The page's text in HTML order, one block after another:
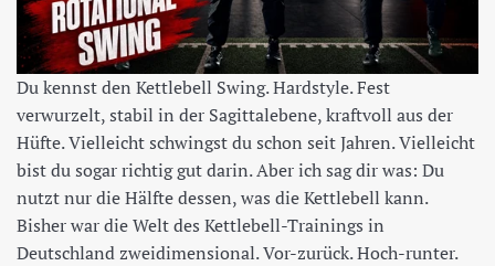
Du kennst den Kettlebell Swing. Hardstyle. Fest
verwurzelt, stabil in der Sagittalebene, kraftvoll aus der
Hüfte. Vielleicht schwingst du schon seit Jahren. Vielleicht
bist du sogar richtig gut darin. Aber ich sag dir was: Du
nutzt nur die Hälfte dessen, was die Kettlebell kann.
Bisher war die Welt des Kettlebell-Trainings in
Deutschland zweidimensional. Vor-zurück. Hoch-runter.